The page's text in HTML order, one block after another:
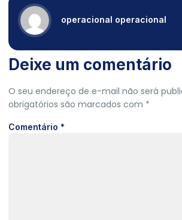
operacional operacional
Deixe um comentário
O seu endereço de e-mail não será
obrigatórios são marcados com *
Comentário *